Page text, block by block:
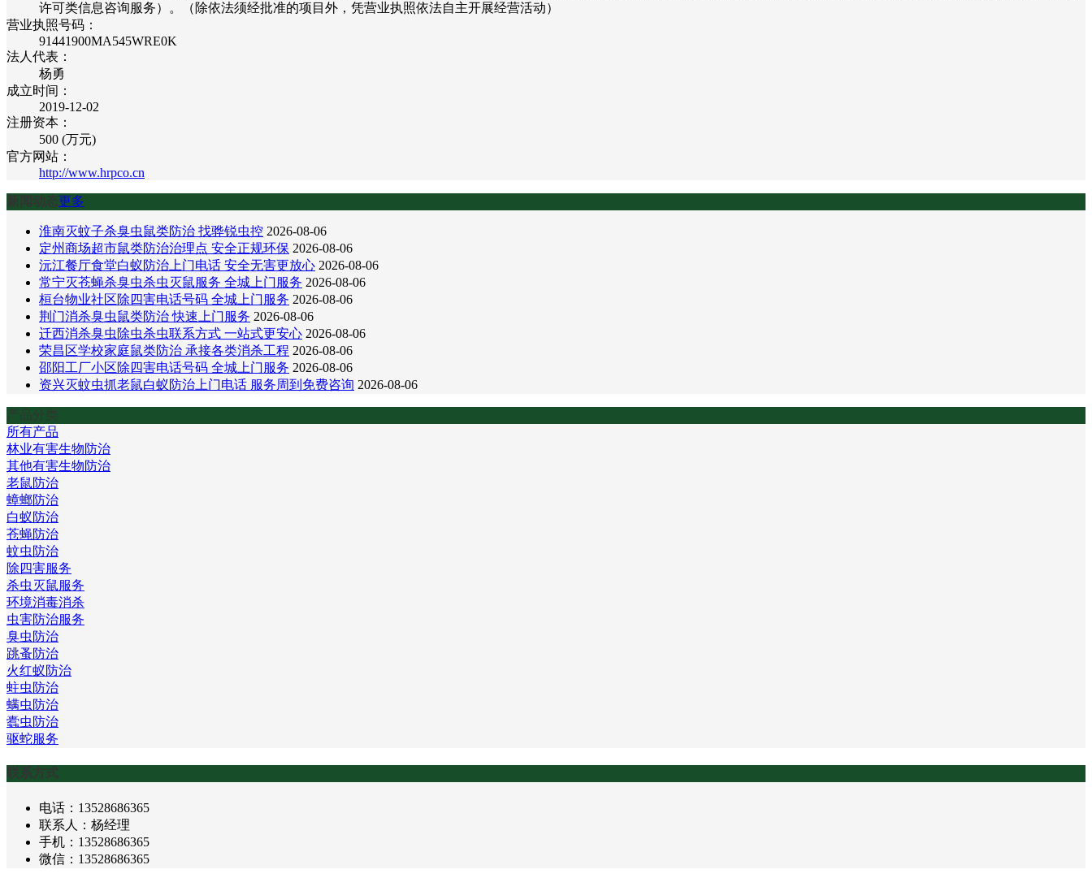
许可类信息咨询服务）。（除依法须经批准的项目外，凭营业执照依法自主开展经营活动）
营业执照号码：
91441900MA545WRE0K
法人代表：
杨勇
成立时间：
2019-12-02
注册资本：
500 (万元)
官方网站：
http://www.hrpco.cn
新闻动态更多
淮南灭蚊子杀臭虫鼠类防治 找骅锐虫控 2026-08-06
定州商场超市鼠类防治治理点 安全正规环保 2026-08-06
沅江餐厅食堂白蚁防治上门电话 安全无害更放心 2026-08-06
常宁灭苍蝇杀臭虫杀虫灭鼠服务 全城上门服务 2026-08-06
桓台物业社区除四害电话号码 全城上门服务 2026-08-06
荆门消杀臭虫鼠类防治 快速上门服务 2026-08-06
迁西消杀臭虫除虫杀虫联系方式 一站式更安心 2026-08-06
荣昌区学校家庭鼠类防治 承接各类消杀工程 2026-08-06
邵阳工厂小区除四害电话号码 全城上门服务 2026-08-06
资兴灭蚊虫抓老鼠白蚁防治上门电话 服务周到免费咨询 2026-08-06
产品分类
所有产品
林业有害生物防治
其他有害生物防治
老鼠防治
蟑螂防治
白蚁防治
苍蝇防治
蚊虫防治
除四害服务
杀虫灭鼠服务
环境消毒消杀
虫害防治服务
臭虫防治
跳蚤防治
火红蚁防治
蛀虫防治
螨虫防治
蠹虫防治
驱蛇服务
联系方式
电话：13528686365
联系人：杨经理
手机：13528686365
微信：13528686365